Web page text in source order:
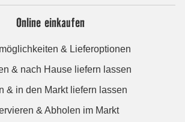
Online einkaufen
& Lieferoptionen
& nach Hause liefern lassen
& in den Markt liefern lassen
& Abholen im Markt